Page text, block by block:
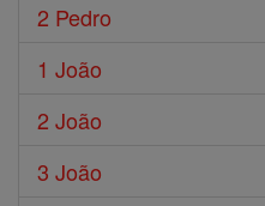
2 Pedro
1 João
2 João
3 João